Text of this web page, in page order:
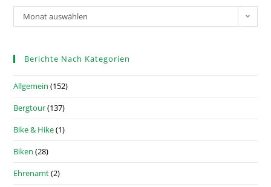
Monat auswählen
Berichte Nach Kategorien
Allgemein (152)
Bergtour(137)
Bike & Hike(1)
Biken (28)
Ehrenamt(2)